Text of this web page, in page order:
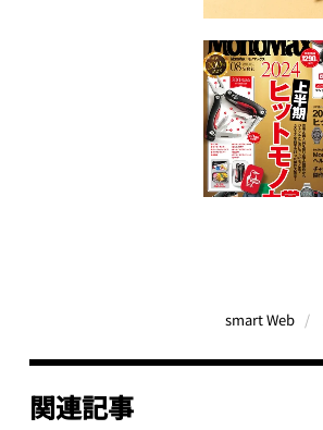
smart Web
関連記事